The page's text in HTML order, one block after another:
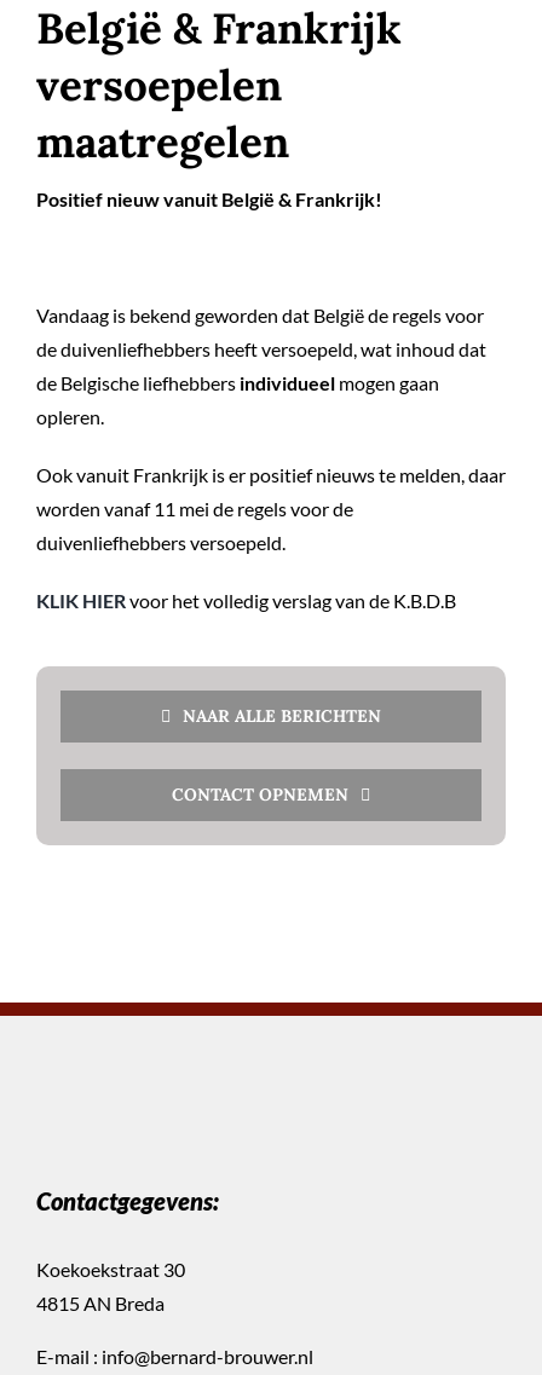
België & Frankrijk
versoepelen
maatregelen
Positief nieuw vanuit België & Frankrijk!
Vandaag is bekend geworden dat België de regels voor
de duivenliefhebbers heeft versoepeld, wat inhoud dat
de Belgische liefhebbers individueel mogen gaan
opleren.
Ook vanuit Frankrijk is er positief nieuws te melden, daar
worden vanaf 11 mei de regels voor de
duivenliefhebbers versoepeld.
KLIK HIERvoor het volledig verslag van de K.B.D.B
NAAR ALLE BERICHTEN
CONTACT OPNEMEN
Contactgegevens:
Koekoekstraat 30
4815 AN Breda
E-mail : info@bernard-brouwer.nl